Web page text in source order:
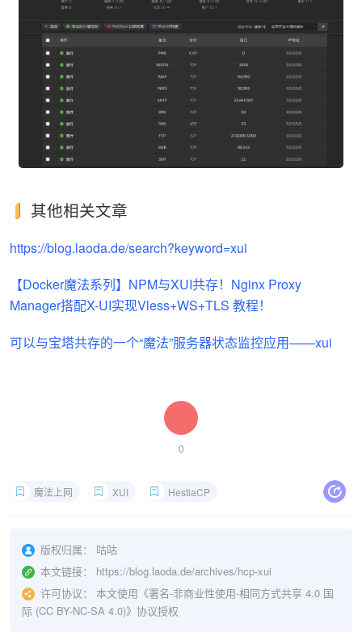
其他相关文章
https://blog.laoda.de/search?keyword=xui
【Docker魔法系列】NPM与XUI共存！Nginx Proxy
Manager搭配X-UI实现Vless+WS+TLS 教程！
可以与宝塔共存的一个“魔法”服务器状态监控应用——xui
0
魔法上网 XUI HestiaCP
版权归属：
咕咕
本文链接：
https://blog.laoda.de/archives/hcp-xui
许可协议：
本文使用《署名-非商业性使用-相同方式共享 4.0 国
际 (CC BY-NC-SA 4.0)》协议授权